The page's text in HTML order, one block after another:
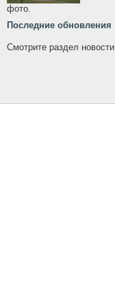
фото.
Последние обновления
Смотрите раздел новости